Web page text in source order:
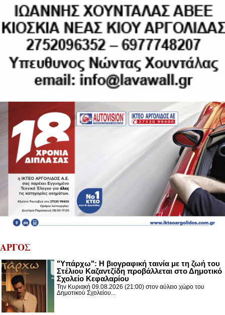
ΑΡΓΟΣ
"Υπάρχω": Η βιογραφική ταινία με τη ζωή του
Στέλιου Καζαντζίδη προβάλλεται στο Δημοτικό
Σχολείο Κεφαλαρίου
Την Κυριακή 09.08.2026 (21:00) στον αύλειο χώρο του
Δημοτικού Σχολείου...